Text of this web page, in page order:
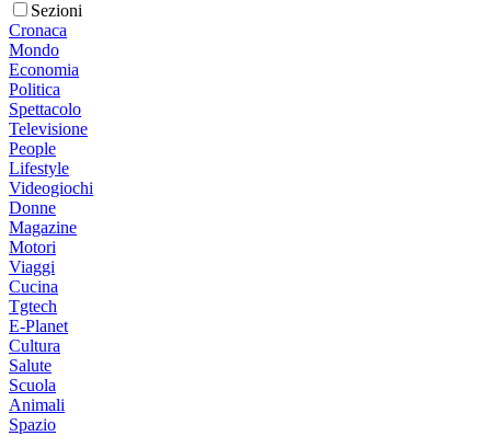
Sezioni
Cronaca
Mondo
Economia
Politica
Spettacolo
Televisione
People
Lifestyle
Videogiochi
Donne
Magazine
Motori
Viaggi
Cucina
Tgtech
E-Planet
Cultura
Salute
Scuola
Animali
Spazio